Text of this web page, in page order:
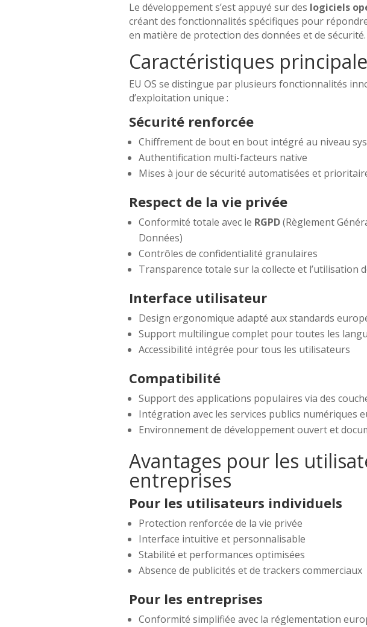
Le développement s’est appuyé sur des logiciels
créant des fonctionnalités spécifiques pour
en matière de protection des données et de sécurité.
Caractéristiques
EU OS se distingue par plusieurs fonctionnalités
d’exploitation unique :
Sécurité renforcée
Chiffrement de bout en bout intégré au niveau
Authentification multi-facteurs native
Mises à jour de sécurité automatisées et
Respect de la vie privée
Conformité totale avec le RGPD(Règlement
Données)
Contrôles de confidentialité granulaires
Transparence totale sur la collecte et l’utilisation
Interface utilisateur
Design ergonomique adapté aux standards
Support multilingue complet pour toutes les
Accessibilité intégrée pour tous les utilisateurs
Compatibilité
Support des applications populaires via des
Intégration avec les services publics numériques
Environnement de développement ouvert et
Avantages pour les
entreprises
Pour les utilisateurs individuels
Protection renforcée de la vie privée
Interface intuitive et personnalisable
Stabilité et performances optimisées
Absence de publicités et de trackers commerciaux
Pour les entreprises
Conformité simplifiée avec la réglementation